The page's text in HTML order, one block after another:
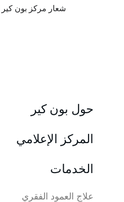
حول بون كير
الخدمات
علاج العمود الفقري
المركز الإعلامي